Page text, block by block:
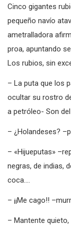
Cinco gigantes
pequeño navío
ametralladora
proa, apuntando
Los rubios, sin
– La puta que los
ocultar su rostro
a petróleo- Son
– ¿Holandeses?
– «Hijueputas»
negras, de indias,
coca….
– ¡¡Me cago!!
– Mantente